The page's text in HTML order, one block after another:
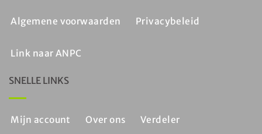
Algemene voorwaarden Privacybeleid
Link naar ANPC
SNELLE LINKS
Mijn account Over ons Verdeler